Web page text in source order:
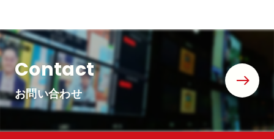
Contact
お問い合わせ